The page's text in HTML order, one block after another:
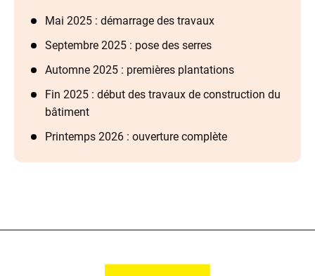
Mai 2025 : démarrage des travaux
Septembre 2025 : pose des serres
Automne 2025 : premières plantations
Fin 2025 : début des travaux de construction du
bâtiment
Printemps 2026 : ouverture complète